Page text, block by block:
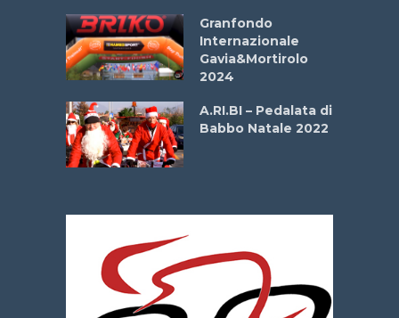
Granfondo
Internazionale
Gavia&Mortirolo
2024
A.RI.BI – Pedalata di
Babbo Natale 2022